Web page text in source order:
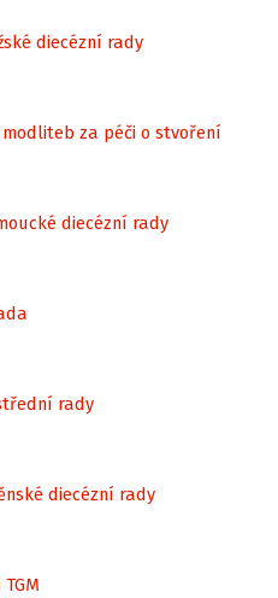
diecézní rady
modliteb za péči o stvoření
diecézní rady
rady
diecézní rady